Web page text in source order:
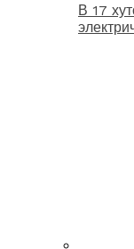
В 17